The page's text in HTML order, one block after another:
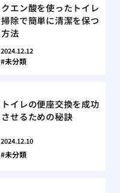
クエン酸を使ったトイレ
掃除で簡単に清潔を保つ
方法
2024.12.12
未分類
トイレの便座交換を成功
させるための秘訣
2024.12.10
未分類